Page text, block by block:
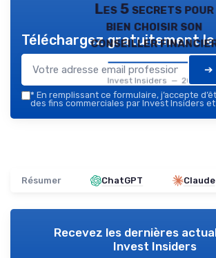
Les 5 secrets pour
bien choisir son
conseiller
Invest Insiders — 2026
Téléchargez gratuitement
➔
* En remplissant ce formulaire, j’accepte
des fins commerciales par Invest Insiders
Résumer ChatGPT Claude
Recevez les dernières
Invest Insiders